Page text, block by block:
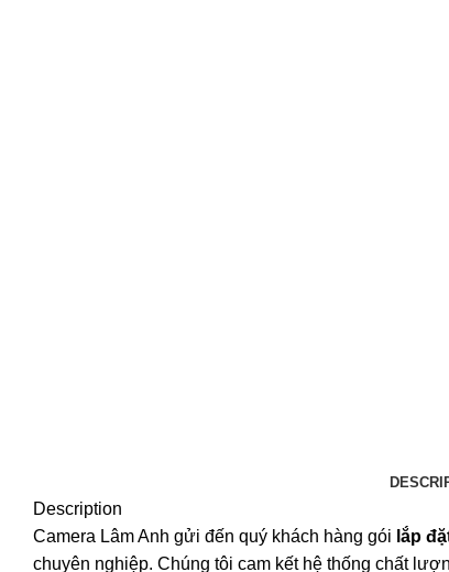
Description
Camera Lâm Anh gửi đến quý khách hàng gói lắp
chuyên nghiệp. Chúng tôi cam kết hệ thống chất